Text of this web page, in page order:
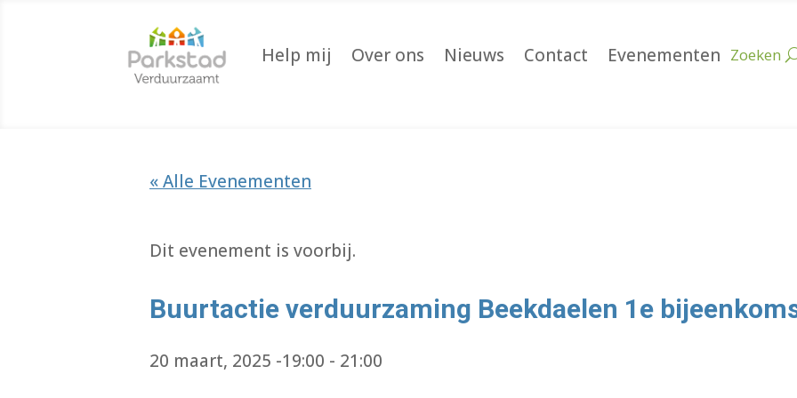
Help mij Over ons Nieuws Contact Evenementen
« Alle Evenementen
Dit evenement is voorbij.
Buurtactie verduurzaming Beekdaelen 1e
20 maart, 2025 -19:00 - 21:00